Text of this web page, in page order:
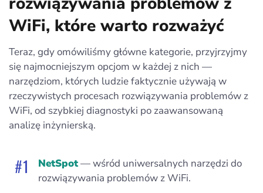
WiFi, które warto rozważyć
Teraz, gdy omówiliśmy główne kategorie, przyjrzyjmy
się najmocniejszym opcjom w każdej z nich —
narzędziom, których ludzie faktycznie używają w
rzeczywistych procesach rozwiązywania problemów z
WiFi, od szybkiej diagnostyki po zaawansowaną
analizę inżynierską.
NetSpot— wśród uniwersalnych narzędzi do
rozwiązywania problemów z WiFi.